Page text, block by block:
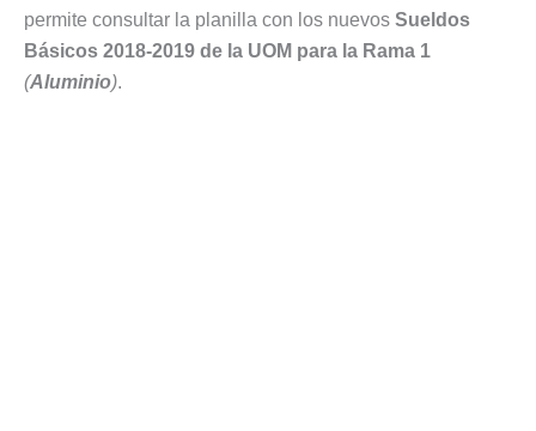
permite consultar la planilla con los nuevos Sueldos
Básicos 2018-2019 de la UOM para la Rama 1
(Aluminio).